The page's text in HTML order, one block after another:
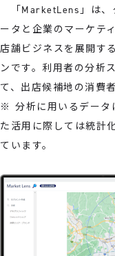
「MarketLens」は、
ータと企業のマーケテ
店舗ビジネスを展開す
ンです。利用者の分析
て、出店候補地の消費
※ 分析に用いるデータ
た活用に際しては統計
ています。